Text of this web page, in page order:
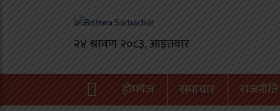
होमपेज समाचार राजनीति